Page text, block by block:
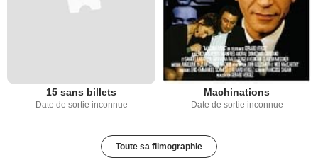
15 sans billets
Date de sortie inconnue
Machinations
Date de sortie inconnue
Toute sa filmographie